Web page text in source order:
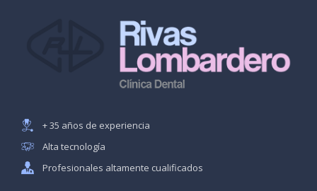
+ 35 años de experiencia
Alta tecnología
Profesionales altamente cualificados